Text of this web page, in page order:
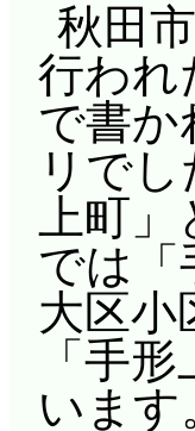
秋田
行われ
で書か
リで
上町
では「
大区小
「手
いま